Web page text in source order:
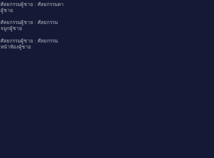
ศัลยกรรมผู้ชาย : ศัลยกรรมตา
ผู้ชาย
ศัลยกรรมผู้ชาย : ศัลยกรรม
จมูกผู้ชาย
ศัลยกรรมผู้ชาย : ศัลยกรรม
หน้าท้องผู้ชาย